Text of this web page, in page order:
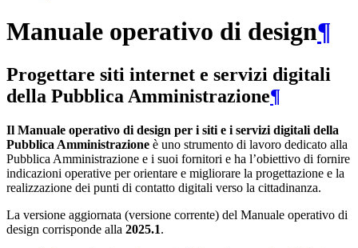
Manuale operativo di design¶
Progettare siti internet e servizi digitali
della Pubblica Amministrazione¶
Il Manuale operativo di design per i siti e i servizi digitali della
Pubblica Amministrazione è uno strumento di lavoro dedicato alla
Pubblica Amministrazione e i suoi fornitori e ha l’obiettivo di fornire
indicazioni operative per orientare e migliorare la progettazione e la
realizzazione dei punti di contatto digitali verso la cittadinanza.
La versione aggiornata (versione corrente) del Manuale operativo di
design corrisponde alla 2025.1.